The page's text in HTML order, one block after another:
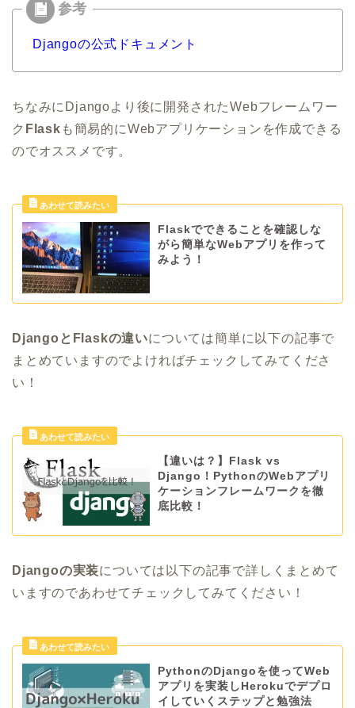
Djangoの公式ドキュメント
ちなみにDjangoより後に開発されたWebフレームワー
ク Flask も簡易的にWebアプリケーションを作成できる
のでオススメです。
Flaskでできることを確認しな
がら簡単なWebアプリを作って
みよう！
DjangoとFlaskの違いについては簡単に以下の記事で
まとめていますのでよければチェックしてみてくださ
い！
【違いは？】Flask vs
Django！PythonのWebアプリ
ケーションフレームワークを徹
底比較！
Djangoの実装については以下の記事で詳しくまとめて
いますのであわせてチェックしてみてください！
PythonのDjangoを使ってWeb
アプリを実装しHerokuでデプロ
イしていくステップと勉強法